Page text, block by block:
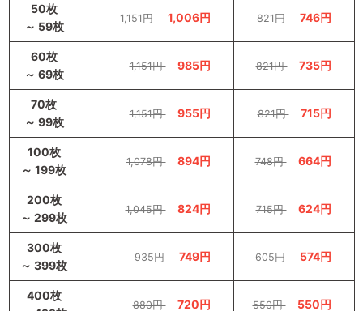
50枚
～ 59枚
1,151円 1,006円 821円 746円
60枚
～ 69枚
1,151円 985円 821円 735円
70枚
～ 99枚
1,151円 955円 821円 715円
100枚
～ 199枚
1,078円 894円 748円 664円
200枚
～ 299枚
1,045円 824円 715円 624円
300枚
～ 399枚
935円 749円 605円 574円
400枚
880円 720円 550円 550円